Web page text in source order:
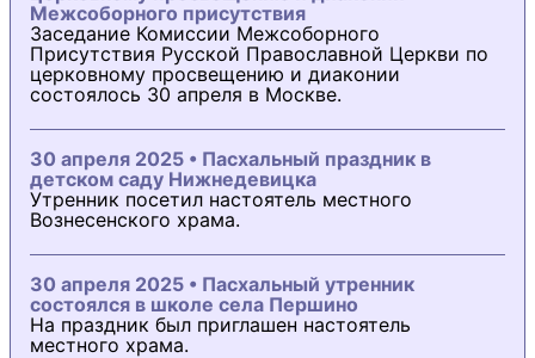
Межсоборного присутствия
Заседание Комиссии Межсоборного
Присутствия Русской Православной Церкви по
церковному просвещению и диаконии
состоялось 30 апреля в Москве.
30 апреля 2025 • Пасхальный праздник в
детском саду Нижнедевицка
Утренник посетил настоятель местного
Вознесенского храма.
30 апреля 2025 • Пасхальный утренник
состоялся в школе села Першино
На праздник был приглашен настоятель
местного храма.